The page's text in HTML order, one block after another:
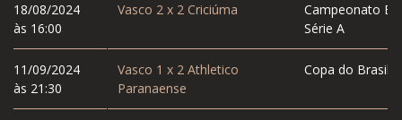
18/08/2024
às 16:00
11/09/2024
às 21:30
Vasco 2 x 2Criciúma
Campeonato
Série A
Vasco 1 x 2Athletico
Paranaense
Copa do Brasil